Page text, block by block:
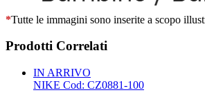
*Tutte le immagini sono inserite a scopo
Prodotti Correlati
IN ARRIVO
NIKE Cod: CZ0881-100